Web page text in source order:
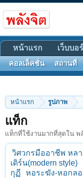
หน้าแรก รูปภาพ
แท็ก
แท็กที่ใช้งานมากที่สุดใน พ
วิศวกรมืออาชีพ หล
เดิร์น(modern style)
กุฏี
หอระฆัง-หอกลอ
หน้าแรก เว็บบอ
คอลเล็คชั่น สถานที่